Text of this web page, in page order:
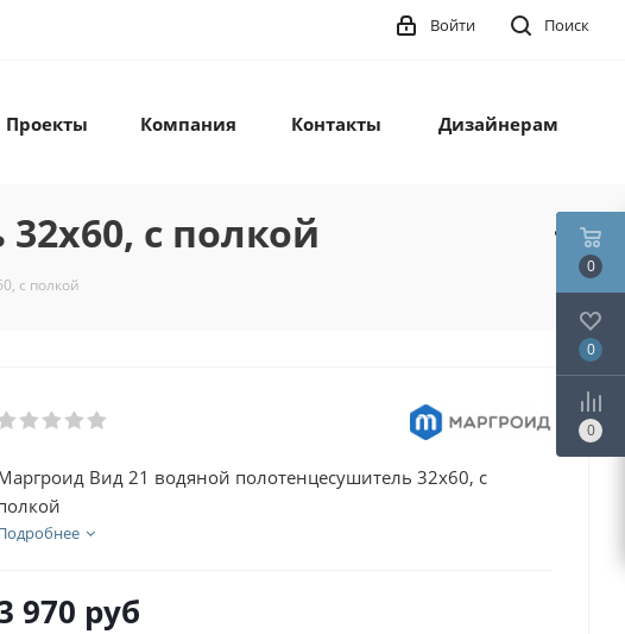
Поиск
Войти
Проекты Компания Контакты Дизайнерам
с полкой
с полкой
Вид 21 водяной полотенцесушитель 32х60, с
970 руб
0
0
0